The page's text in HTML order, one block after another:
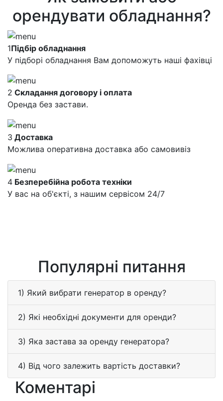
орендувати обладнання?
1Підбір обладнання
У підборі обладнання Вам допоможуть наші фахівці
2 Складання договору і оплата
Оренда без застави.
3 Доставка
Можлива оперативна доставка або самовивіз
4 Безперебійна робота техніки
У вас на об'єкті, з нашим сервісом 24/7
Популярні питання
1) Який вибрати генератор в оренду?
2) Які необхідні документи для оренди?
3) Яка застава за оренду генератора?
4) Від чого залежить вартість доставки?
Коментарі